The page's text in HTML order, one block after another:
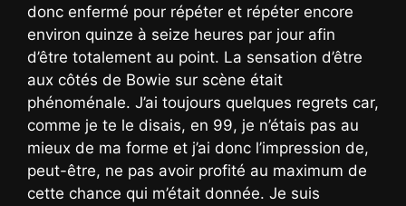
donc enfermé pour répéter et répéter encore
environ quinze à seize heures par jour afin
d’être totalement au point. La sensation d’être
aux côtés de Bowie sur scène était
phénoménale. J’ai toujours quelques regrets car,
comme je te le disais, en 99, je n’étais pas au
mieux de ma forme et j’ai donc l’impression de,
peut-être, ne pas avoir profité au maximum de
cette chance qui m’était donnée. Je suis